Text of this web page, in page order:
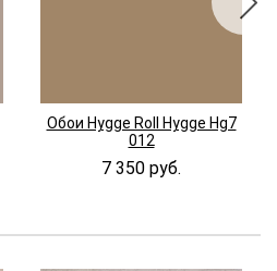
Обои Hygge Roll Hygge Hg7
012
7 350 руб.